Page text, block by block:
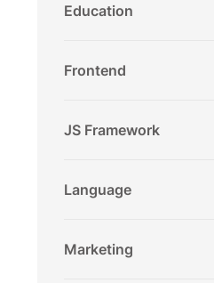
Education
Frontend
JS Framework
Language
Marketing